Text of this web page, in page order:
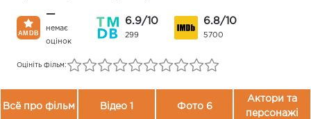
—
немає
оцінок
6.9/10
299
6.8/10
5700
Оцініть фільм:
Всё про фільм Відео 1 Фото 6
Актори та
персонажі